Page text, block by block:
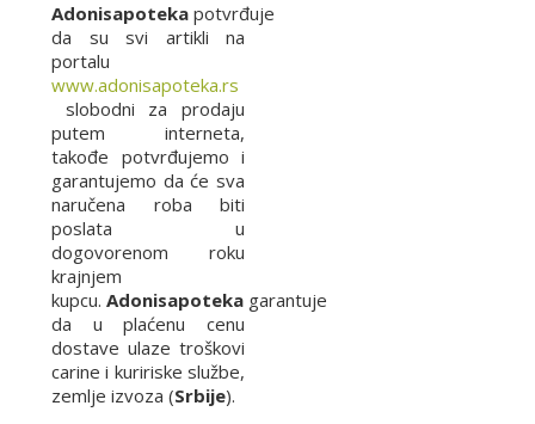
Adonisapoteka potvrđuje
da su svi artikli na
portalu
www.adonisapoteka.rs
slobodni za prodaju
putem interneta,
takođe potvrđujemo i
garantujemo da će sva
naručena roba biti
poslata u
dogovorenom roku
krajnjem
kupcu. Adonisapoteka garantuje
da u plaćenu cenu
dostave ulaze troškovi
carine i kuririske službe,
zemlje izvoza (Srbije).